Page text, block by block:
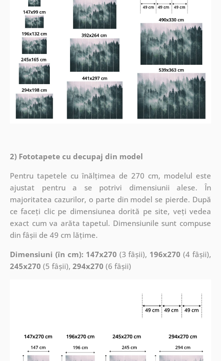
2) Fototapete cu decupaj din model
Pentru tapetele cu înălțimea de 270 cm, modelul este
ajustat pentru a se potrivi dimensiunii alese. În
majoritatea cazurilor, o parte din model se pierde. După
ce faceți clic pe dimensiunea dorită pe site, veți vedea
exact cum va arăta tapetul. Dimensiunile sunt compuse
din fâșii de 49 cm lățime.
Dimensiuni (în cm): 147x270 (3 fâșii), 196x270 (4 fâșii),
245x270 (5 fâșii), 294x270 (6 fâșii)